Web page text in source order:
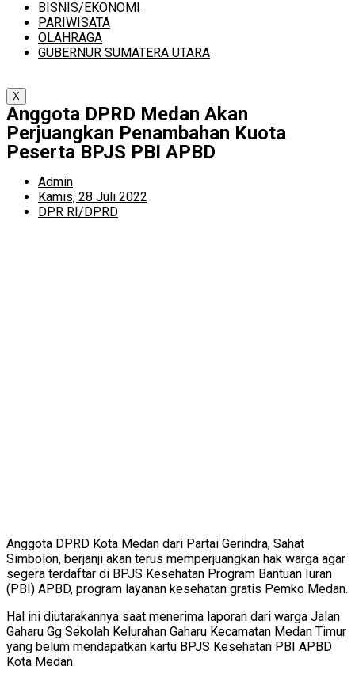
BISNIS/EKONOMI
PARIWISATA
OLAHRAGA
GUBERNUR SUMATERA UTARA
X
Anggota DPRD Medan Akan
Perjuangkan Penambahan Kuota
Peserta BPJS PBI APBD
Admin
Kamis, 28 Juli 2022
DPR RI/DPRD
Anggota DPRD Kota Medan dari Partai Gerindra, Sahat
Simbolon, berjanji akan terus memperjuangkan hak warga agar
segera terdaftar di BPJS Kesehatan Program Bantuan Iuran
(PBI) APBD, program layanan kesehatan gratis Pemko Medan.
Hal ini diutarakannya saat menerima laporan dari warga Jalan
Gaharu Gg Sekolah Kelurahan Gaharu Kecamatan Medan Timur
yang belum mendapatkan kartu BPJS Kesehatan PBI APBD
Kota Medan.